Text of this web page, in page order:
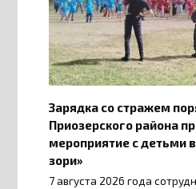
Зарядка со стражем
Приозерского района
мероприятие с детьми
зори»
7 августа 2026 года